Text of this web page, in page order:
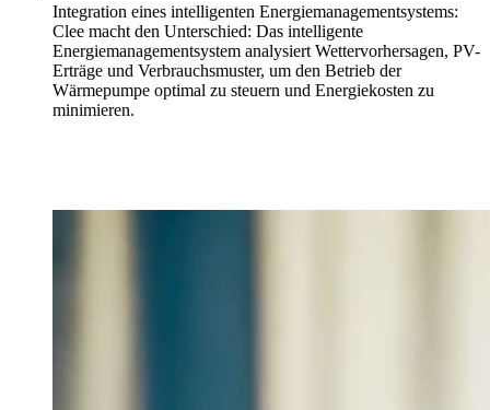
Integration eines intelligenten Energiemanagementsystems:
Clee macht den Unterschied: Das intelligente
Energiemanagementsystem analysiert Wettervorhersagen, PV-
Erträge und Verbrauchsmuster, um den Betrieb der
Wärmepumpe optimal zu steuern und Energiekosten zu
minimieren.